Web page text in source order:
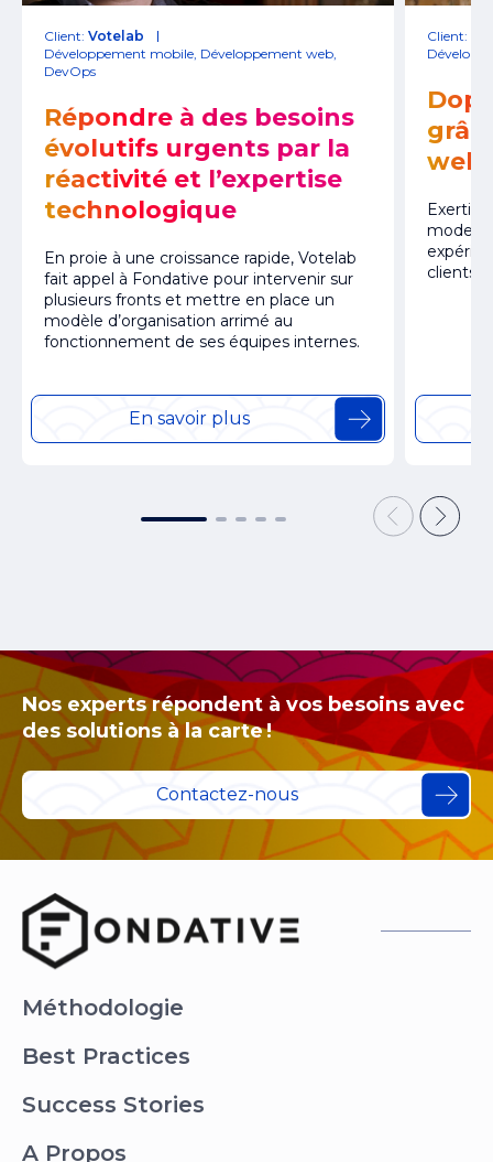
Client: Votelab
Développement mobile Développement web
DevOps
Répondre à des besoins
évolutifs urgents par la
réactivité et l’expertise
technologique
En proie à une croissance rapide, Votelab
fait appel à Fondative pour intervenir sur
plusieurs fronts et mettre en place un
modèle d’organisation arrimé au
fonctionnement de ses équipes internes.
En savoir plus
Client:
web
Exertis
clients,
Nos experts répondent à vos besoins avec
des solutions à la carte !
Contactez-nous
Méthodologie
Best Practices
Success Stories
A Propos